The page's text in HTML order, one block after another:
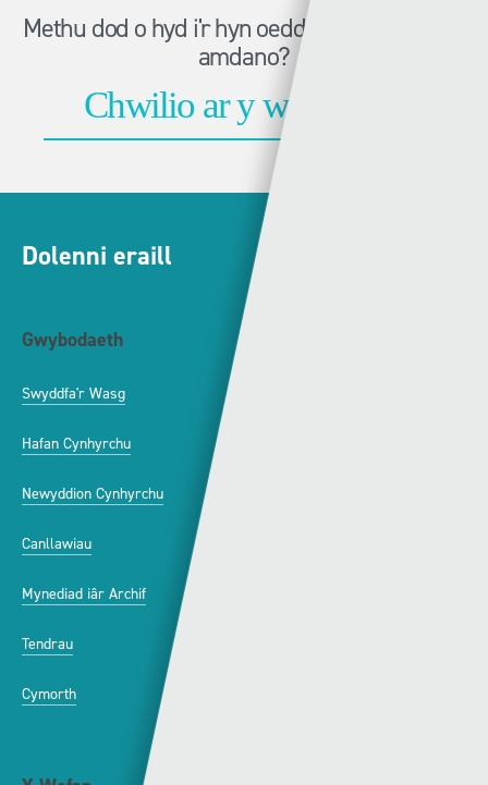
Methu dod o hyd i'r hyn oeddech chi'n chwilio
amdano?
Dolenni eraill
Gwybodaeth
Swyddfa'r Wasg
Hafan Cynhyrchu
Newyddion Cynhyrchu
Canllawiau
Mynediad iâr Archif
Tendrau
Cymorth